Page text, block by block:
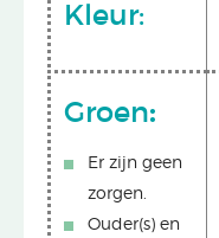
Kleur:
Groen:
Er zijn geen
zorgen.
Ouder(s) en